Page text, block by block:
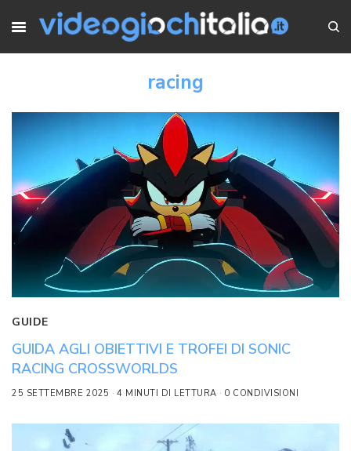
racing
GUIDE
GUIDA AGLI OBIETTIVI E TROFEI DI SONIC
RACING CROSSWORLDS
25 SETTEMBRE 2025 4 MINUTI DI LETTURA 0 CONDIVISIONI